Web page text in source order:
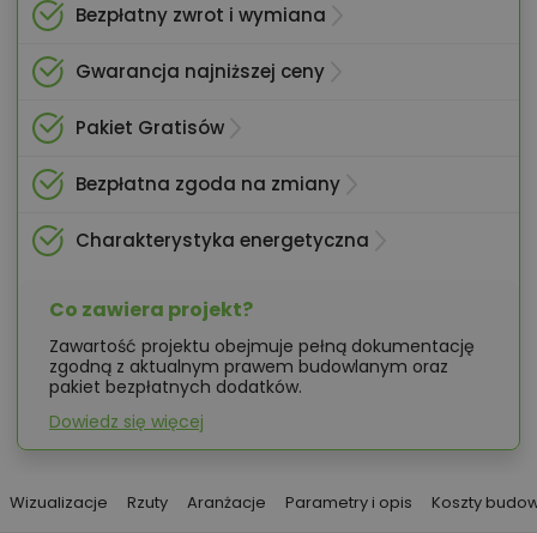
Bezpłatny zwrot i wymiana
Gwarancja najniższej ceny
Pakiet Gratisów
Bezpłatna zgoda na zmiany
Charakterystyka energetyczna
Co zawiera projekt?
Zawartość projektu obejmuje pełną dokumentację
zgodną z aktualnym prawem budowlanym oraz
pakiet bezpłatnych dodatków.
Dowiedz się więcej
Wizualizacje Rzuty Aranżacje Parametry i opis Koszty